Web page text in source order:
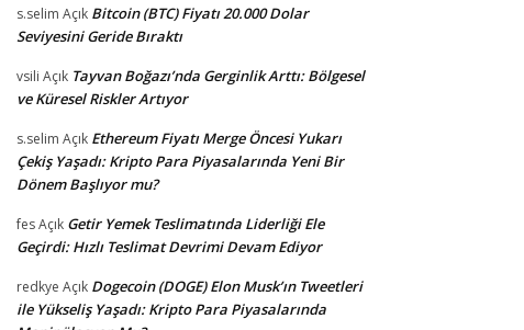
s.selim Açık Bitcoin (BTC) Fiyatı 20.000 Dolar
Seviyesini Geride Bıraktı
vsili Açık Tayvan Boğazı’nda Gerginlik Arttı: Bölgesel
ve Küresel Riskler Artıyor
s.selim Açık Ethereum Fiyatı Merge Öncesi Yukarı
Çekiş Yaşadı: Kripto Para Piyasalarında Yeni Bir
Dönem Başlıyor mu?
fesAçık Getir Yemek Teslimatında Liderliği Ele
Geçirdi: Hızlı Teslimat Devrimi Devam Ediyor
redkye Açık Dogecoin (DOGE) Elon Musk’ın Tweetleri
ile Yükseliş Yaşadı: Kripto Para Piyasalarında